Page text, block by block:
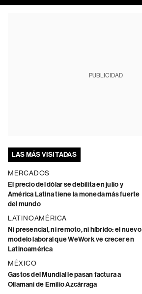
PUBLICIDAD
LAS MÁS VISITADAS
MERCADOS
El precio del dólar se debilita en julio y
América Latina tiene la moneda más fuerte
del mundo
LATINOAMÉRICA
Ni presencial, ni remoto, ni híbrido: el nuevo
modelo laboral que WeWork ve crecer en
Latinoamérica
MÉXICO
Gastos del Mundial le pasan factura a
Ollamani de Emilio Azcárraga